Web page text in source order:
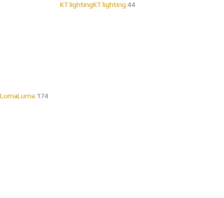
KT lightingKT lighting 44
LumaLuma 174